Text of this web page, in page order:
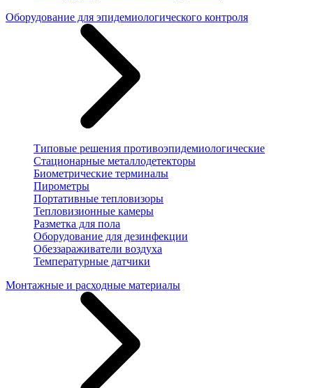
Оборудование для эпидемиологического контроля
Типовые решения противоэпидемиологические
Стационарные металлодетекторы
Биометрические терминалы
Пирометры
Портативные тепловизоры
Тепловизионные камеры
Разметка для пола
Оборудование для дезинфекции
Обеззараживатели воздуха
Температурные датчики
Монтажные и расходные материалы